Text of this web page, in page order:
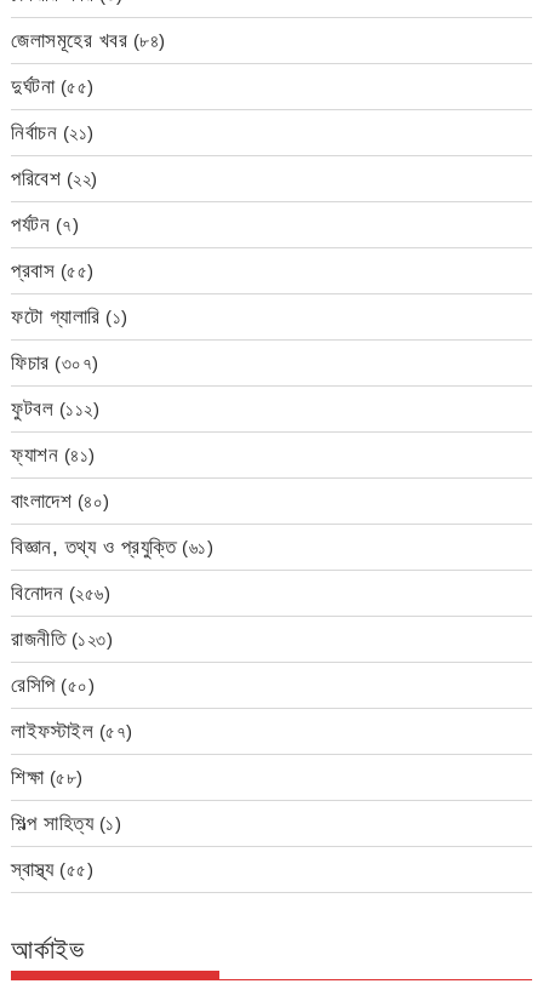
জেলাসমূহের খবর (৮৪)
দুর্ঘটনা(৫৫)
নির্বাচন (২১)
পরিবেশ (২২)
পর্যটন (৭)
প্রবাস (৫৫)
ফটো গ্যালারি (১)
ফিচার (৩০৭)
ফুটবল (১১২)
ফ্যাশন (৪১)
বাংলাদেশ (৪০)
বিজ্ঞান, তথ্য ও প্রযুক্তি(৬১)
বিনোদন (২৫৬)
রাজনীতি(১২৩)
রেসিপি(৫০)
লাইফস্টাইল (৫৭)
শিক্ষা(৫৮)
শিল্প সাহিত্য(১)
স্বাস্থ্য(৫৫)
আর্কাইভ